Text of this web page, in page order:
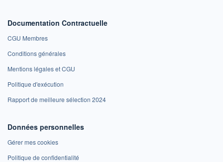
Documentation Contractuelle
CGU Membres
Conditions générales
Mentions légales et CGU
Politique d'exécution
Rapport de meilleure sélection 2024
Données personnelles
Gérer mes cookies
Politique de confidentialité